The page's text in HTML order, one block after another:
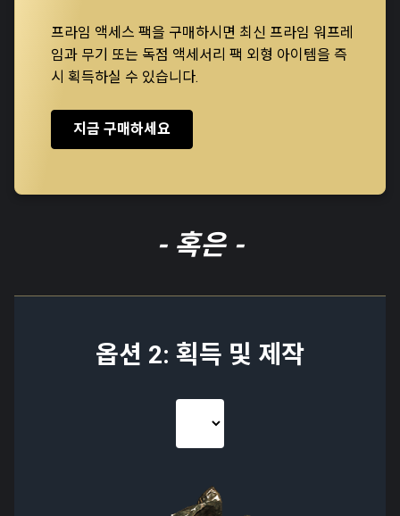
프라임 액세스 팩을 구매하시면 최신 프라임 워프레
임과 무기 또는 독점 액세서리 팩 외형 아이템을 즉
시 획득하실 수 있습니다.
지금 구매하세요
- 혹은 -
옵션 2: 획득 및 제작